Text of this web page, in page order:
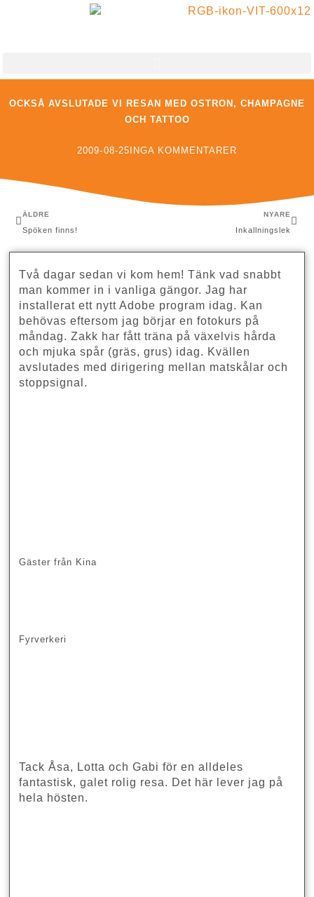
OCKSÅ AVSLUTADE VI RESAN MED OSTRON, CHAMPAGNE
OCH TATTOO
2009-08-25 INGA KOMMENTARER
ÄLDRE
Spöken finns!
NYARE
Inkallningslek
Två dagar sedan vi kom hem! Tänk vad snabbt
man kommer in i vanliga gängor. Jag har
installerat ett nytt Adobe program idag. Kan
behövas eftersom jag börjar en fotokurs på
måndag. Zakk har fått träna på växelvis hårda
och mjuka spår (gräs, grus) idag. Kvällen
avslutades med dirigering mellan matskålar och
stoppsignal.
Gäster från Kina
Fyrverkeri
Tack Åsa, Lotta och Gabi för en alldeles
fantastisk, galet rolig resa. Det här lever jag på
hela hösten.